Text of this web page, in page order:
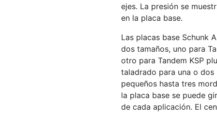
ejes. La presión se
en la placa base.
Las placas base Schunk
dos tamaños, uno para
otro para Tandem KSP
taladrado para una o
pequeños hasta tres
la placa base se puede
de cada aplicación. El